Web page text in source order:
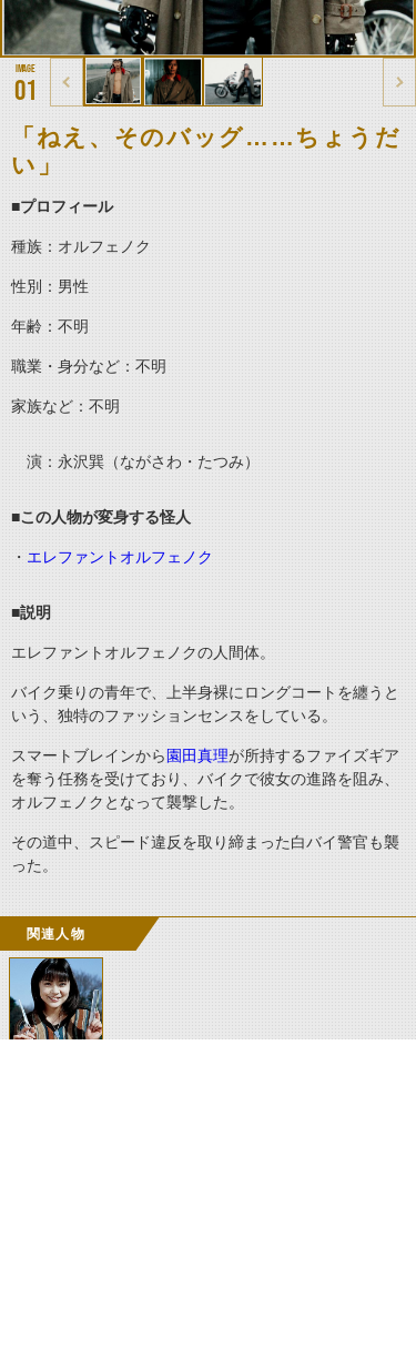
01
「ねえ、そのバッグ……ちょうだ
い」
■プロフィール
種族：オルフェノク
性別：男性
年齢：不明
職業・身分など：不明
家族など：不明
演：永沢巽（ながさわ・たつみ）
■この人物が変身する怪人
・ エレファントオルフェノク
■説明
エレファントオルフェノクの人間体。
バイク乗りの青年で、上半身裸にロングコートを纏うと
いう、独特のファッションセンスをしている。
スマートブレインから 園田真理が所持するファイズギア
を奪う任務を受けており、バイクで彼女の進路を阻み、
オルフェノクとなって襲撃した。
その道中、スピード違反を取り締まった白バイ警官も襲
った。
関連人物